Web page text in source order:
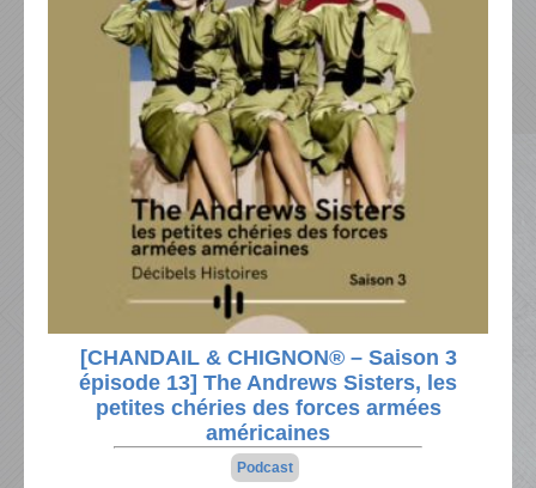
[CHANDAIL & CHIGNON® – Saison 3
épisode 13] The Andrews Sisters, les
petites chéries des forces armées
américaines
Podcast